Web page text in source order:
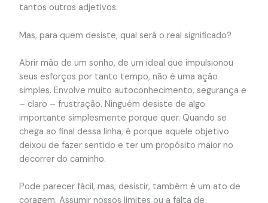
tantos outros adjetivos.
Mas, para quem desiste, qual será o real significado?
Abrir mão de um sonho, de um ideal que impulsionou
seus esforços por tanto tempo, não é uma ação
simples. Envolve muito autoconhecimento, segurança e
– claro – frustração. Ninguém desiste de algo
importante simplesmente porque quer. Quando se
chega ao final dessa linha, é porque aquele objetivo
deixou de fazer sentido e ter um propósito maior no
decorrer do caminho.
Pode parecer fácil, mas, desistir, também é um ato de
coragem. Assumir nossos limites ou a falta de